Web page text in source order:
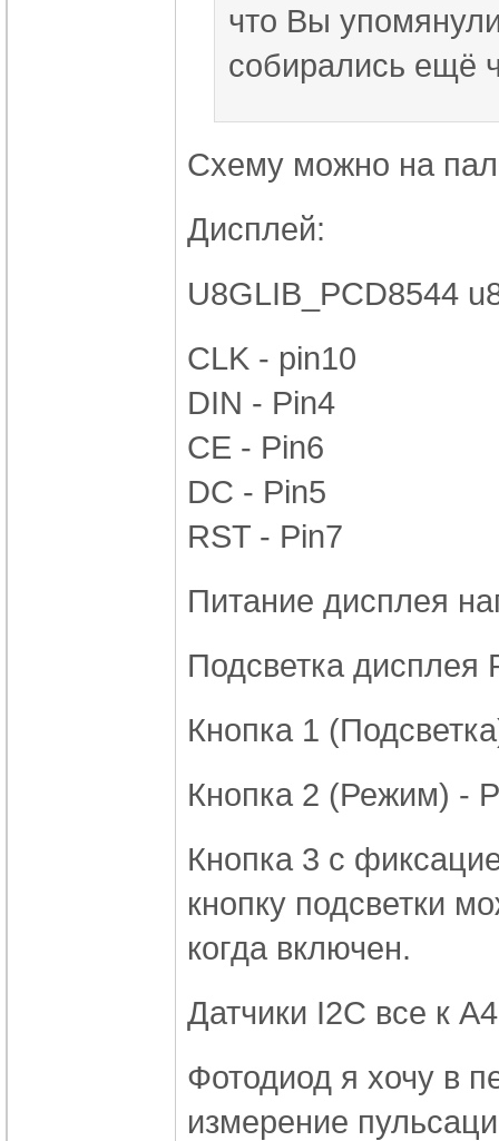
что Вы
собирались ещё
Схему можно на
Дисплей:
U8GLIB_PCD8544
CLK - pin10
DIN - Pin4
CE - Pin6
DC - Pin5
RST - Pin7
Питание дисплея
Подсветка дисплея
Кнопка 1
Кнопка 2 (Режим) -
Кнопка 3 с
кнопку подсветки
когда включен.
Датчики I2C все к
Фотодиод я хочу в
измерение